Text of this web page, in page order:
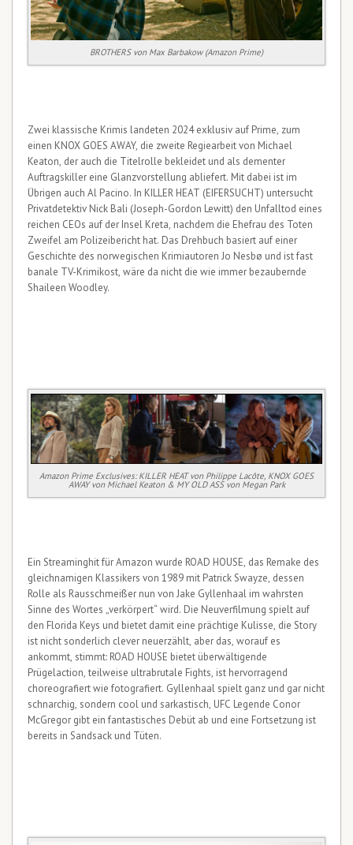
BROTHERS von Max Barbakow (Amazon Prime)
Zwei klassische Krimis landeten 2024 exklusiv auf Prime, zum
einen KNOX GOES AWAY, die zweite Regiearbeit von Michael
Keaton, der auch die Titelrolle bekleidet und als dementer
Auftragskiller eine Glanzvorstellung abliefert. Mit dabei ist im
Übrigen auch Al Pacino. In KILLER HEAT (EIFERSUCHT) untersucht
Privatdetektiv Nick Bali (Joseph-Gordon Lewitt) den Unfalltod eines
reichen CEOs auf der Insel Kreta, nachdem die Ehefrau des Toten
Zweifel am Polizeibericht hat. Das Drehbuch basiert auf einer
Geschichte des norwegischen Krimiautoren Jo Nesbø und ist fast
banale TV-Krimikost, wäre da nicht die wie immer bezaubernde
Shaileen Woodley.
Amazon Prime Exclusives: KILLER HEAT von Philippe Lacôte, KNOX GOES
AWAY von Michael Keaton & MY OLD ASS von Megan Park
Ein Streaminghit für Amazon wurde ROAD HOUSE, das Remake des
gleichnamigen Klassikers von 1989 mit Patrick Swayze, dessen
Rolle als Rausschmeißer nun von Jake Gyllenhaal im wahrsten
Sinne des Wortes „verkörpert“ wird. Die Neuverfilmung spielt auf
den Florida Keys und bietet damit eine prächtige Kulisse, die Story
ist nicht sonderlich clever neuerzählt, aber das, worauf es
ankommt, stimmt: ROAD HOUSE bietet überwältigende
Prügelaction, teilweise ultrabrutale Fights, ist hervorragend
choreografiert wie fotografiert. Gyllenhaal spielt ganz und gar nicht
schnarchig, sondern cool und sarkastisch, UFC Legende Conor
McGregor gibt ein fantastisches Debüt ab und eine Fortsetzung ist
bereits in Sandsack und Tüten.